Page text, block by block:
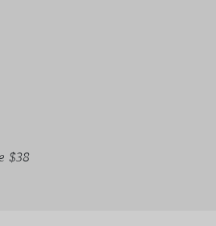
$38